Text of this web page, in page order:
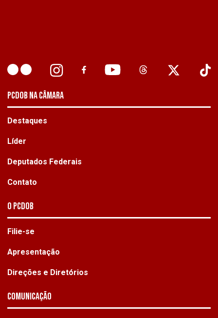
PCDOB NA CÂMARA
Destaques
Líder
Deputados Federais
Contato
O PCdoB
Filie-se
Apresentação
Direções e Diretórios
Comunicação